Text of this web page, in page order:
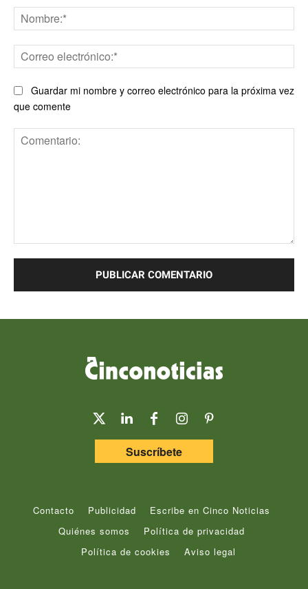
Guardar mi nombre y correo electrónico para la próxima vez
que comente
Suscríbete
Contacto Publicidad
Escribe en Cinco Noticias
Quiénes somos
Política de privacidad
Política de cookies
Aviso legal